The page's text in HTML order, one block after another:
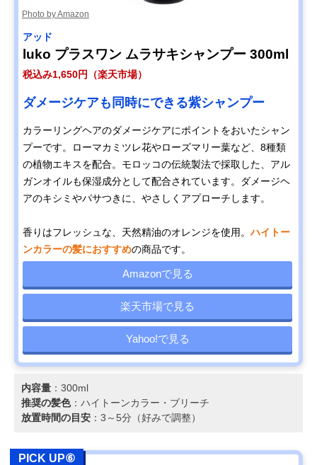
Photo by Amazon
アッド
luko プラスワン ムラサキシャンプー 300ml
税込み1,650円（楽天市場）
ダメージケアも同時にできる紫シャンプー
カラーリングヘアのダメージケアにポイントをおいたシャン
プーです。ローマカミツレ花やローズマリー葉など、8種類
の植物エキスを配合。モロッコの伝統製法で採取した、アル
ガンオイルも保湿成分として配合されています。ダメージヘ
アのキシミやパサつきに、やさしくアプローチします。
香りはフレッシュな、天然精油のオレンジを使用。ハイトー
ンカラーの髪におすすめの商品です。
Amazonで見る
楽天市場で見る
Yahoo!で見る
内容量 ：300ml
推奨の髪色：ハイトーンカラー・ブリーチ
放置時間の目安 ：3～5分（好みで調整）
PICK UP⑥